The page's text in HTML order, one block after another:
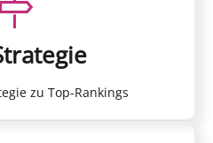
zu Top-Rankings